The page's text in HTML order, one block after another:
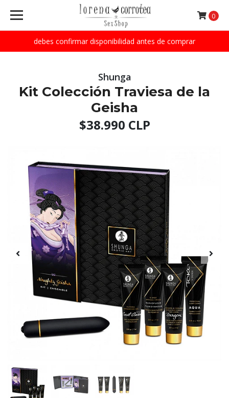
debes confirmar disponibilidad antes de comprar
0
Shunga
Kit Colección Traviesa de la
Geisha
$38.990 CLP